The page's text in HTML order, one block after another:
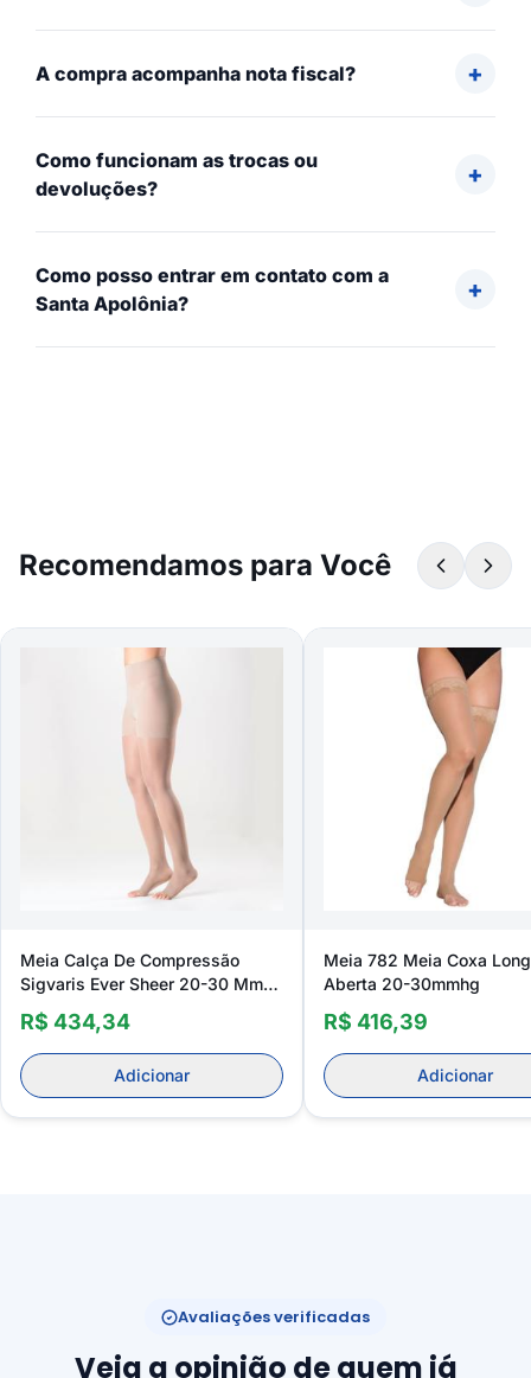
A compra acompanha nota fiscal?
Como funcionam as trocas ou
devoluções?
Como posso entrar em contato com a
Santa Apolônia?
Recomendamos para Você
Meia Calça De Compressão
Sigvaris Ever Sheer 20-30 Mmhg
Aberta
R$ 434,34
Adicionar
Meia 782 Meia Coxa
Aberta 20-30mmhg
R$ 416,39
Adicionar
Avaliações verificadas
Veja a opinião de quem já